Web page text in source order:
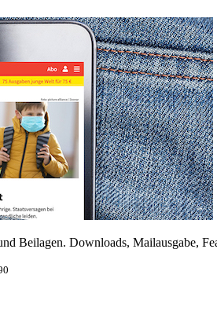
Beilagen. Downloads, Mailausgabe,